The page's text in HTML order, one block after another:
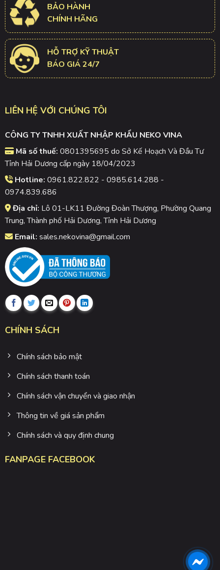
BẢO HÀNH
CHÍNH HÃNG
HỖ TRỢ KỸ THUẬT
BÁO GIÁ 24/7
LIÊN HỆ VỚI CHÚNG TÔI
CÔNG TY TNHH XUẤT NHẬP KHẨU NEKO VINA
Mã số thuế: 0801395695 do Sở Kế Hoạch Và Đầu Tư
Tỉnh Hải Dương cấp ngày 18/04/2023
Hotline: 0961.822.822 - 0985.614.288 -
0974.839.686
Địa chỉ: Lô 01-LK11 Đường Đoàn Thượng, Phường Quang
Trung, Thành phố Hải Dương, Tỉnh Hải Dương
Email: sales.nekovina@gmail.com
CHÍNH SÁCH
Chính sách bảo mật
Chính sách thanh toán
Chính sách vận chuyển và giao nhận
Thông tin về giá sản phẩm
Chính sách và quy định chung
FANPAGE FACEBOOK